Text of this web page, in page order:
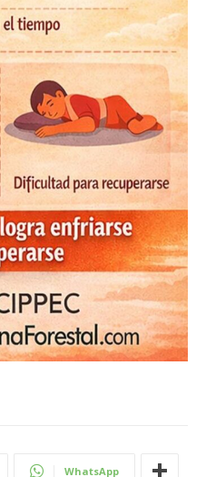
WhatsApp